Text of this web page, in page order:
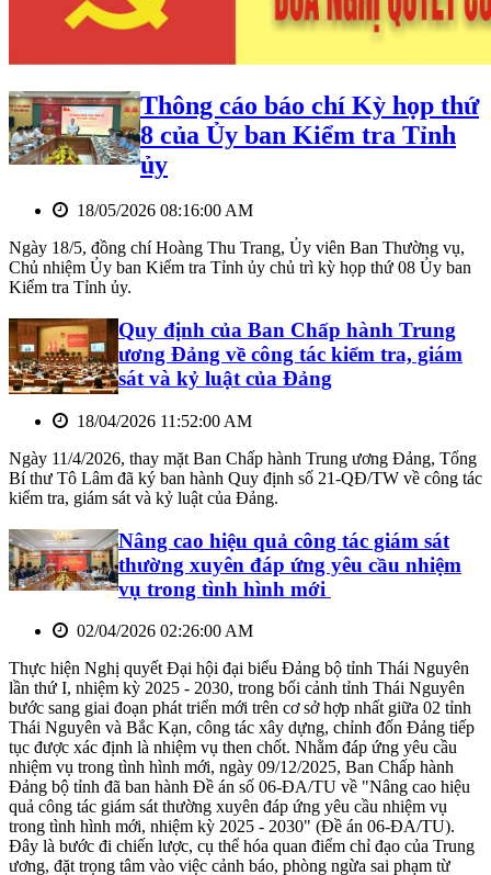
Thông cáo báo chí Kỳ họp thứ
8 của Ủy ban Kiểm tra Tỉnh
ủy
18/05/2026 08:16:00 AM
Ngày 18/5, đồng chí Hoàng Thu Trang, Ủy viên Ban Thường vụ,
Chủ nhiệm Ủy ban Kiểm tra Tỉnh ủy chủ trì kỳ họp thứ 08 Ủy ban
Kiểm tra Tỉnh ủy.
Quy định của Ban Chấp hành Trung
ương Đảng về công tác kiểm tra, giám
sát và kỷ luật của Đảng
18/04/2026 11:52:00 AM
Ngày 11/4/2026, thay mặt Ban Chấp hành Trung ương Đảng, Tổng
Bí thư Tô Lâm đã ký ban hành Quy định số 21-QĐ/TW về công tác
kiểm tra, giám sát và kỷ luật của Đảng.
Nâng cao hiệu quả công tác giám sát
thường xuyên đáp ứng yêu cầu nhiệm
vụ trong tình hình mới
02/04/2026 02:26:00 AM
Thực hiện Nghị quyết Đại hội đại biểu Đảng bộ tỉnh Thái Nguyên
lần thứ I, nhiệm kỳ 2025 - 2030, trong bối cảnh tỉnh Thái Nguyên
bước sang giai đoạn phát triển mới trên cơ sở hợp nhất giữa 02 tỉnh
Thái Nguyên và Bắc Kạn, công tác xây dựng, chỉnh đốn Đảng tiếp
tục được xác định là nhiệm vụ then chốt. Nhằm đáp ứng yêu cầu
nhiệm vụ trong tình hình mới, ngày 09/12/2025, Ban Chấp hành
Đảng bộ tỉnh đã ban hành Đề án số 06-ĐA/TU về "Nâng cao hiệu
quả công tác giám sát thường xuyên đáp ứng yêu cầu nhiệm vụ
trong tình hình mới, nhiệm kỳ 2025 - 2030" (Đề án 06-ĐA/TU).
Đây là bước đi chiến lược, cụ thể hóa quan điểm chỉ đạo của Trung
ương, đặt trọng tâm vào việc cảnh báo, phòng ngừa sai phạm từ